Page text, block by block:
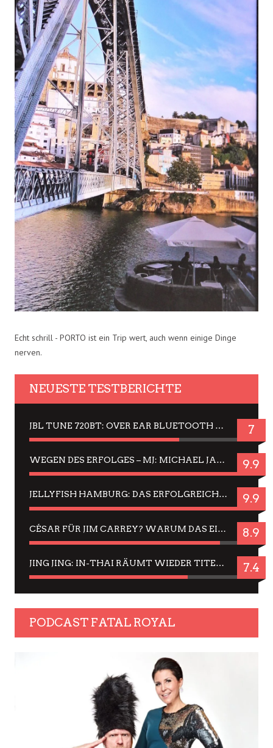
Echt schrill - PORTO ist ein Trip wert, auch wenn einige Dinge
nerven.
NEUESTE TESTBERICHTE
JBL TUNE 720BT: OVER EAR BLUETOOTH KOPFHÖRER UM DIE 50,-€ IM DAUER-TEST 7
WEGEN DES ERFOLGES – MJ: MICHAEL JACKSON MUSICAL IN EINER MATINEE SEHEN 9.9
JELLYFISH HAMBURG: DAS ERFOLGREICHE SOMMER-MENÜ 2025 IN GEFÜHLEN UND BILDERN 9.9
CÉSAR FÜR JIM CARREY? WARUM DAS EINER DER NERVIGSTEN ACTORS IST UND BLEIBT 8.9
JING JING: IN-THAI RÄUMT WIEDER TITEL AB – EIN ZWEI-STUNDEN-ERLEBNISBERICHT 7.4
PODCAST FATAL ROYAL